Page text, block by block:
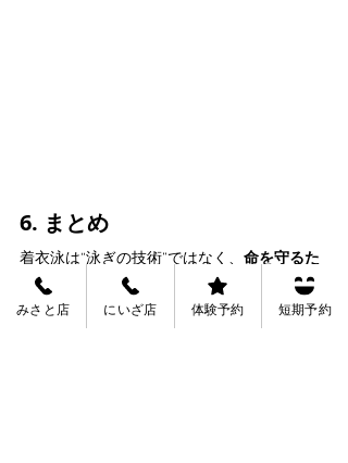
6. まとめ
着衣泳は“泳ぎの技術”ではなく、 命を守るた
めの行動教育
です。 水の事故は予測できませ
んが、正しい知識と体験があれば助かる確率
みさと店 にいざ店 体験予約 短期予約